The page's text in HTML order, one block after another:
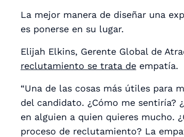
La mejor manera de diseñar una
es ponerse en su lugar.
Elijah Elkins, Gerente Global de
reclutamiento se trata de empatía.
“Una de las cosas más útiles para
del candidato. ¿Cómo me sentiría?
en alguien a quien quieres mucho.
proceso de reclutamiento? La